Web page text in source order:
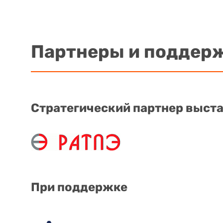
Партнеры и
Стратегический партнер
При поддержке